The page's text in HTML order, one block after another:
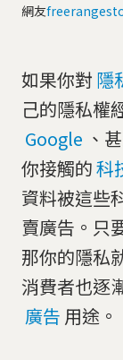
網友
如果你對 隱
己的隱私權
Google 、
你接觸的科
資料被這些
賣廣告。只
那你的隱私
消費者也逐
廣告 用途。